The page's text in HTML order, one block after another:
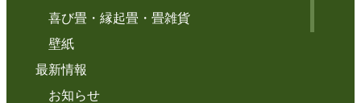
喜び畳・縁起畳・畳雑貨
壁紙
最新情報
お知らせ